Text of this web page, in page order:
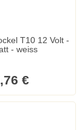
T10 12 Volt -
- weiss
€